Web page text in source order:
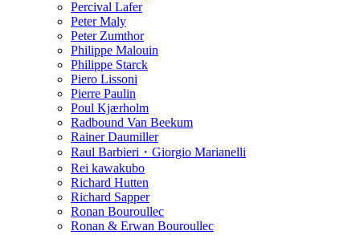
Percival Lafer
Peter Maly
Peter Zumthor
Philippe Malouin
Philippe Starck
Piero Lissoni
Pierre Paulin
Poul Kjærholm
Radbound Van Beekum
Rainer Daumiller
Raul Barbieri・Giorgio Marianelli
Rei kawakubo
Richard Hutten
Richard Sapper
Ronan Bouroullec
Ronan & Erwan Bouroullec